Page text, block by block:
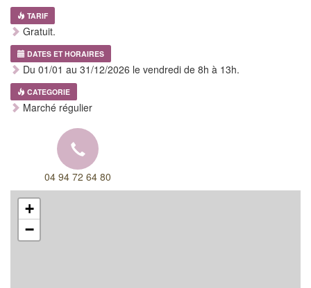
TARIF
Gratuit.
DATES ET HORAIRES
Du 01/01 au 31/12/2026 le vendredi de 8h à 13h.
CATEGORIE
Marché régulier
04 94 72 64 80
+
−